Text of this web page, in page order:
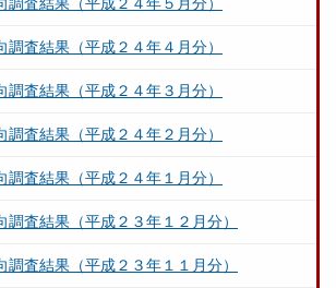
調査結果（平成２４年４月分）
調査結果（平成２４年３月分）
調査結果（平成２４年２月分）
調査結果（平成２４年１月分）
調査結果（平成２３年１２月分）
調査結果（平成２３年１１月分）